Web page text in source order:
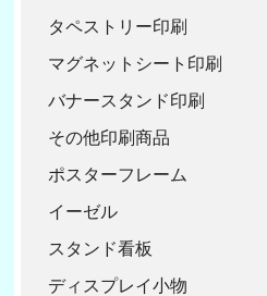
タペストリー印刷
マグネットシート印刷
バナースタンド印刷
その他印刷商品
ポスターフレーム
イーゼル
スタンド看板
ディスプレイ小物